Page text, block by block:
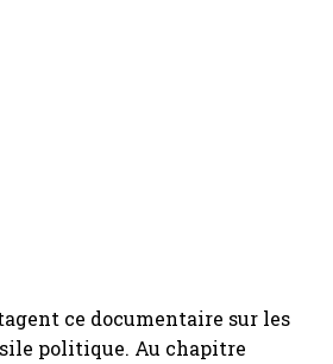
ce documentaire sur les
politique. Au chapitre